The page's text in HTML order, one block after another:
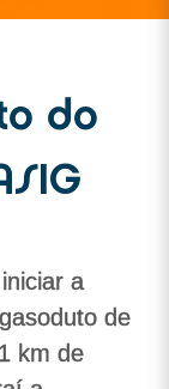
do
a
de
km de